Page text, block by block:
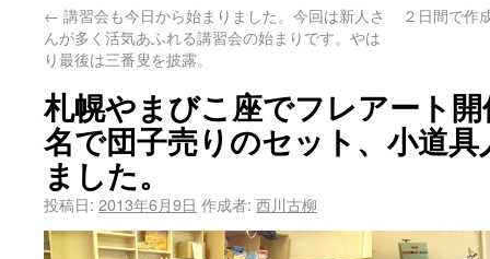
← 講習会も今日から始まりました。今回は新人さ
んが多く活気あふれる講習会の始まりです。やは
り最後は三番叟を披露。
２日間で作
札幌やまびこ座でフレアート
名で団子売りのセット、小道
ました。
投稿日: 2013年6月9日 作成者: 西川古柳